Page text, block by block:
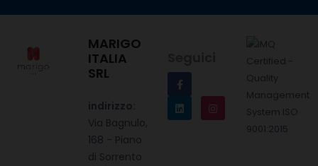
MARIGO
ITALIA
SRL
indirizzo:
Via Bagnulo,
168 - Piano
di Sorrento